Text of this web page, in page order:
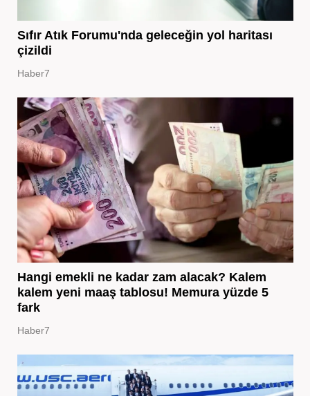
Sıfır Atık Forumu'nda geleceğin yol haritası
çizildi
Haber7
Hangi emekli ne kadar zam alacak? Kalem
kalem yeni maaş tablosu! Memura yüzde 5
fark
Haber7